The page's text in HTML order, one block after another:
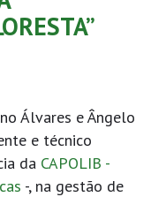
Álvares e Ângelo
e técnico
da CAPOLIB -
-, na gestão de